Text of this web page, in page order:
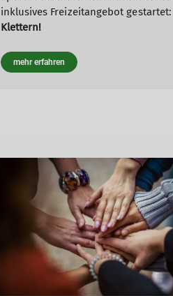
inklusives Freizeitangebot gestartet:
Klettern!
mehr erfahren